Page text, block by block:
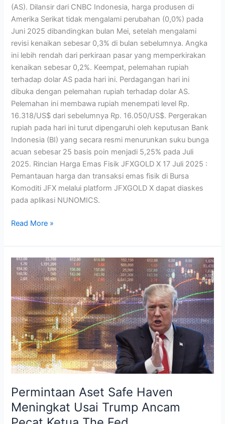
(AS). Dilansir dari CNBC Indonesia, harga produsen di
Amerika Serikat tidak mengalami perubahan (0,0%) pada
Juni 2025 dibandingkan bulan Mei, setelah mengalami
revisi kenaikan sebesar 0,3% di bulan sebelumnya. Angka
ini lebih rendah dari perkiraan pasar yang memperkirakan
kenaikan sebesar 0,2%. Keempat, pelemahan rupiah
terhadap dolar AS pada hari ini. Perdagangan hari ini
dibuka dengan pelemahan rupiah terhadap dolar AS.
Pelemahan ini membawa rupiah menempati level Rp.
16.318/US$ dari sebelumnya Rp. 16.050/US$. Pergerakan
rupiah pada hari ini turut dipengaruhi oleh keputusan Bank
Indonesia (BI) yang secara resmi menurunkan suku bunga
acuan sebesar 25 basis poin menjadi 5,25% pada Juli
2025. Rincian Harga Emas Fisik JFXGOLD X 17 Juli 2025 :
Pemantauan harga dan transaksi emas fisik di Bursa
Komoditi JFX melalui platform JFXGOLD X dapat diaskes
pada aplikasi NUNOMICS.
Read More »
Permintaan Aset Safe Haven
Meningkat Usai Trump Ancam
Permintaan
Aset
Safe
Haven
Meningkat
Usai
Trump
Ancam
Pecat
Ketua
Fed